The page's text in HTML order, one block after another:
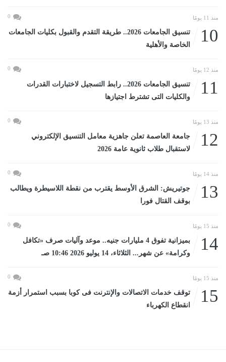
منذ 11 يومًا 0
10
تنسيق الجامعات 2026.. طريقة التقدم والقبول بكليات الجامعات
الخاصة والأهلية
منذ 12 يومًا 0
11
تنسيق الجامعات 2026.. رابط التسجيل لاختبارات القدرات
والكليات التى تشترط اجتيازها
منذ 13 يومًا 0
12
جامعة العاصمة تعلن جاهزية معامل التنسيق الإلكتروني
لاستقبال طلاب ثانوية عامة 2026
منذ 14 يومًا 0
13
جوتيريش: الشرق الأوسط يقترب من نقطة اللاسيطرة ويطالب
بوقف القتال فورا
منذ 15 يومًا 0
14
بميزانية تفوق 4 مليارات جنيه.. موعد وآليات صرف «تكافل
وكرامة» عن شهر... الثلاثاء، 14 يوليو 2026 10:46 صـ
منذ 15 يومًا 0
15
توقف خدمات الاتصالات والإنترنت فى كوبا بسبب استمرار أزمة
انقطاع الكهرباء